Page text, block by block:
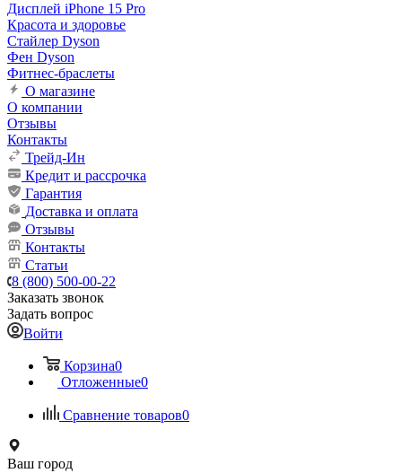
Дисплей iPhone 15 Pro
Красота и здоровье
Стайлер Dyson
Фен Dyson
Фитнес-браслеты
О магазине
О компании
Отзывы
Контакты
Трейд-Ин
Кредит и рассрочка
Гарантия
Доставка и оплата
Отзывы
Контакты
Статьи
8 (800) 500-00-22
Заказать звонок
Задать вопрос
Войти
Корзина0
Отложенные0
Сравнение товаров0
Ваш город